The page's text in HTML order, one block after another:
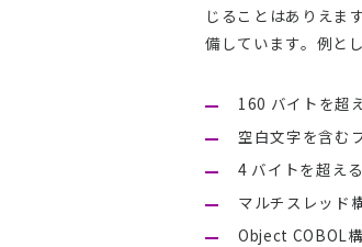
じることはありえま
備しています。例と
160 バイトを超
空白文字を含む
4 バイトを超え
マルチスレッド
Object COBOL